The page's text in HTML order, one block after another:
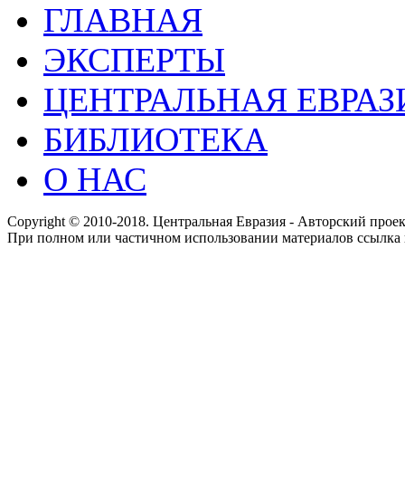
ГЛАВНАЯ
ЭКСПЕРТЫ
ЦЕНТРАЛЬНАЯ
БИБЛИОТЕКА
О НАС
Copyright © 2010-2018. Центральная Евразия - Авторский
При полном или частичном использовании материалов ссылка